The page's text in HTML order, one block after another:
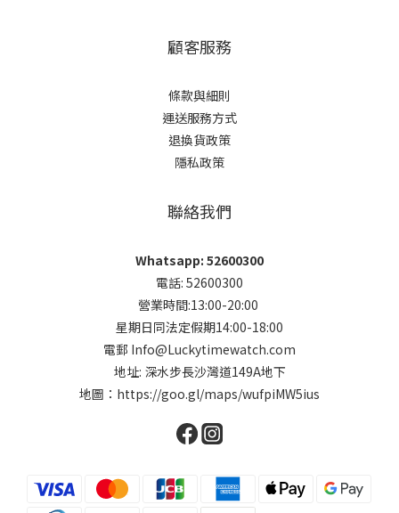
顧客服務
條款與細則
運送服務方式
退換貨政策
隱私政策
聯絡我們
Whatsapp: 52600300
電話: 52600300
營業時間:13:00-20:00
星期日同法定假期14:00-18:00
電郵 Info@Luckytimewatch.com
地址: 深水步長沙灣道149A地下
地圖： https://goo.gl/maps/wufpiMW5ius